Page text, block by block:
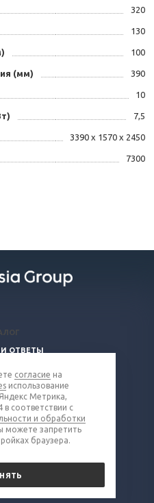
320
130
100
(мм) 390
10
7,5
3390 х 1570 х 2450
7300
ОТВЕТЫ
16-85
mail.ru
согласие на
использование
Метрика,
в соответствии с
и обработки
можете запретить
браузера.